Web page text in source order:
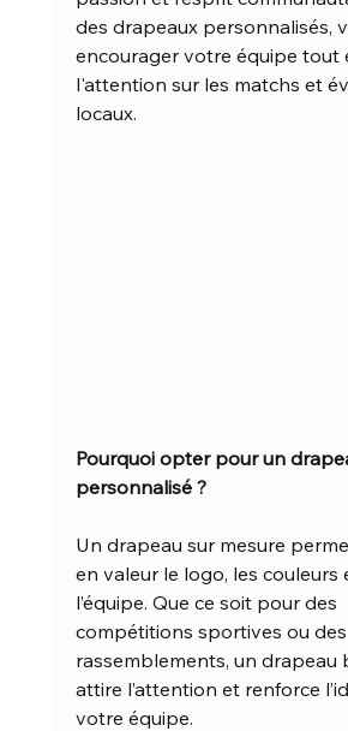
des drapeaux personnalisés,
encourager votre équipe tout
l'attention sur les matchs et
locaux.
Pourquoi opter pour un
personnalisé ?
Un drapeau sur mesure
en valeur le logo, les couleurs
l’équipe. Que ce soit pour des
compétitions sportives ou des
rassemblements, un drapeau
attire l’attention et renforce
votre équipe.